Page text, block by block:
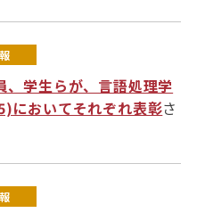
、学生らが、言語処理学
においてそれぞれ表彰さ